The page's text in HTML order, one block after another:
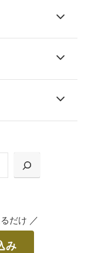
からお選び
だけ ／
み